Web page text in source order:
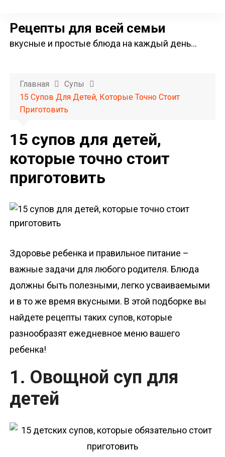
Рецепты для всей семьи
вкусные и простые блюда на каждый день…
Главная
Супы
15 Супов Для Детей, Которые Точно Стоит
Приготовить
15 супов для детей,
которые точно стоит
приготовить
Здоровье ребенка и правильное питание –
важные задачи для любого родителя. Блюда
должны быть полезными, легко усваиваемыми
и в то же время вкусными. В этой подборке вы
найдете рецепты таких супов, которые
разнообразят ежедневное меню вашего
ребенка!
1. Овощной суп для
детей